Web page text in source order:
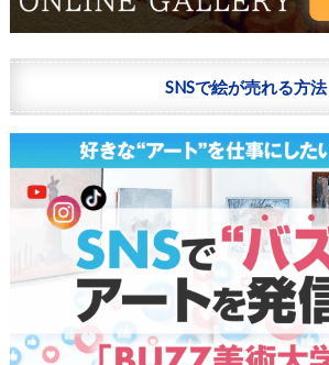
SNSで絵が売れる方法